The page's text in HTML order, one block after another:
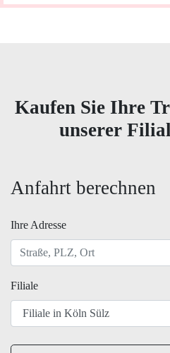
Kaufen Sie Ihre
unserer
Anfahrt berechnen
Ihre Adresse
Filiale